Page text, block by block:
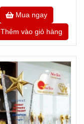
Mua ngay
Thêm vào giỏ hàng